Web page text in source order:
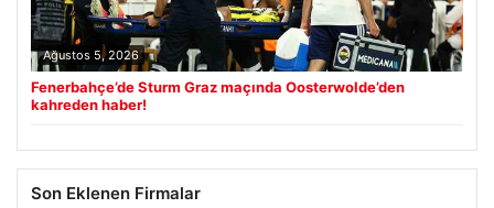
Ağustos 5, 2026
Fenerbahçe’de Sturm Graz maçında Oosterwolde’den
kahreden haber!
Son Eklenen Firmalar